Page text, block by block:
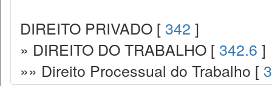
DIREITO PRIVADO [ 342 ]
» DIREITO DO TRABALHO [ 342.6 ]
»» Direito Processual do Trabalho [